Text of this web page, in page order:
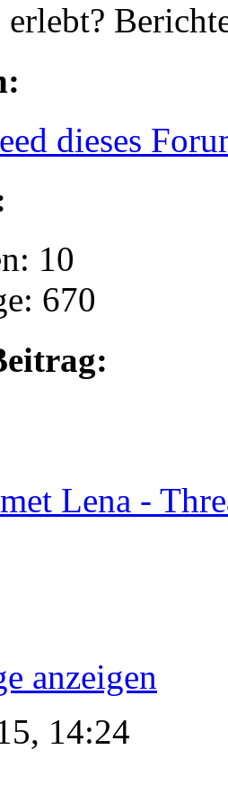
dieses
10
670
Lena -
anzeigen
14:24